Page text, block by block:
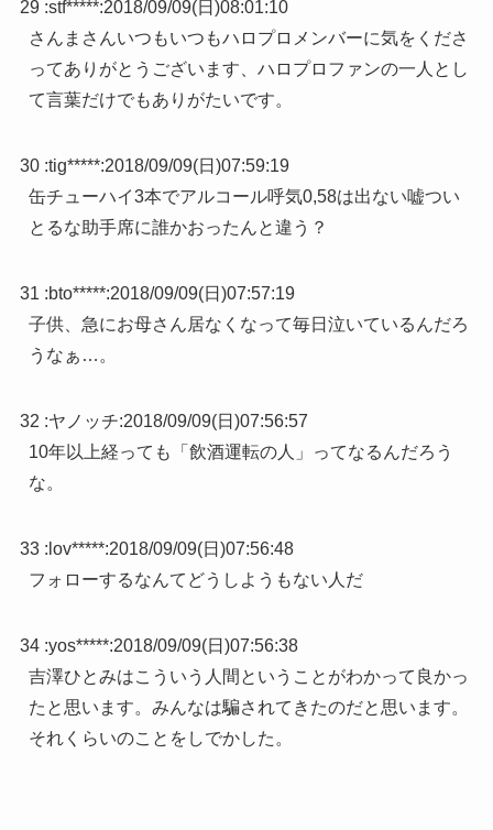
29 :stf*****:2018/09/09(日)08:01:10
さんまさんいつもいつもハロプロメンバーに気をくださ
ってありがとうございます、ハロプロファンの一人とし
て言葉だけでもありがたいです。
30 :tig*****:2018/09/09(日)07:59:19
缶チューハイ3本でアルコール呼気0,58は出ない嘘つい
とるな助手席に誰かおったんと違う？
31 :bto*****:2018/09/09(日)07:57:19
子供、急にお母さん居なくなって毎日泣いているんだろ
うなぁ…。
32 :ヤノッチ:2018/09/09(日)07:56:57
10年以上経っても「飲酒運転の人」ってなるんだろう
な。
33 : lov*****:2018/09/09(日)07:56:48
フォローするなんてどうしようもない人だ
34 :yos*****:2018/09/09(日)07:56:38
吉澤ひとみはこういう人間ということがわかって良かっ
たと思います。みんなは騙されてきたのだと思います。
それくらいのことをしでかした。